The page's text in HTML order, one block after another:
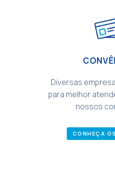
Diversas
para melhor
nossos
CONHEÇA